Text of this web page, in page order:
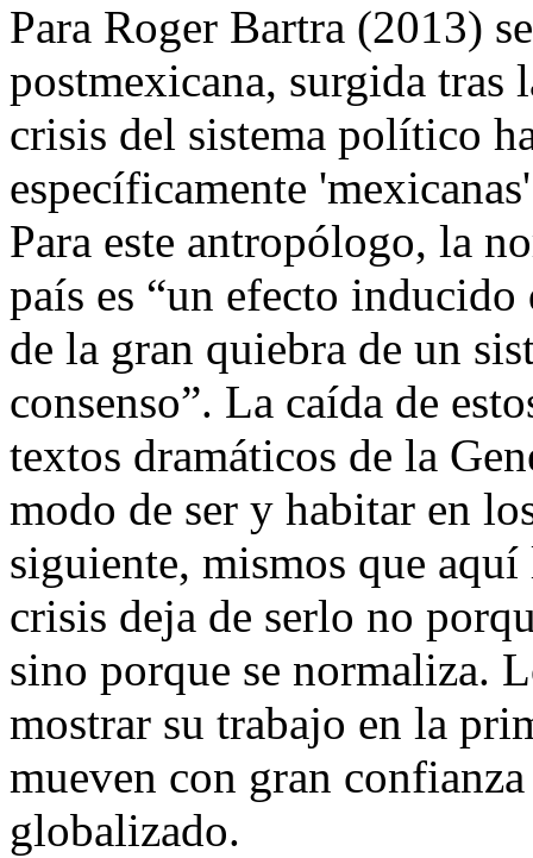
Para Roger Bartra (2013)
postmexicana, surgida tras
crisis del sistema político
específicamente
Para este antropólogo, la
país es “un efecto
de la gran quiebra de un
consenso”. La caída de
textos dramáticos de la
modo de ser y habitar en
siguiente, mismos que
crisis deja de serlo no
sino porque se normaliza.
mostrar su trabajo en la
mueven con gran
globalizado.